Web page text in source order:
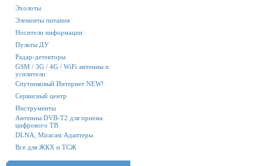
Эхолоты
Элементы питания
Носители информации
Пульты ДУ
Радар-детекторы
GSM / 3G / 4G / WiFi антенны и
усилители
Спутниковый Интернет NEW!
Сервисный центр
Инструменты
Антенны DVB-T2 для приема
цифрового ТВ
DLNA, Miracast Адаптеры
Все для ЖКХ и ТСЖ